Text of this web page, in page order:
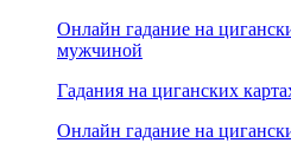
Онлайн гадание на
мужчиной
Гадания на циганских
Онлайн гадание на